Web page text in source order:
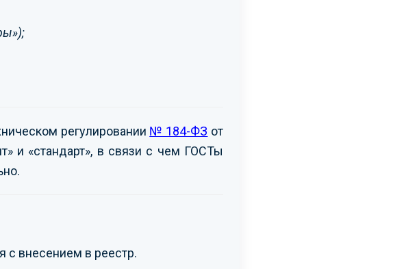
регулировании № 184-ФЗ от
и «стандарт», в связи с чем ГОСТы
с внесением в реестр.